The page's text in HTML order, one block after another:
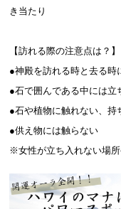
き当たり
【訪れる際の注意点は？】
●神殿を訪れる時と去る時
●石で囲んである中には立
●石や植物に触れない、持
●供え物には触らない
※女性が立ち入れない場